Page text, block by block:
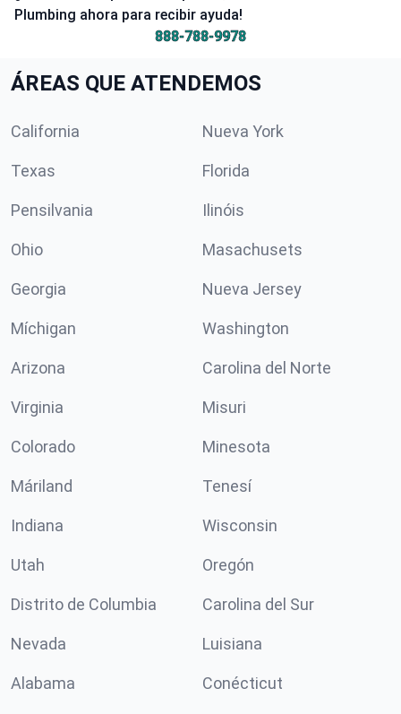
Plumbing ahora para recibir ayuda!
888-788-9978
ÁREAS QUE ATENDEMOS
California Nueva York
Texas Florida
Pensilvania Ilinóis
Ohio Masachusets
Georgia Nueva Jersey
Míchigan Washington
Arizona Carolina del Norte
Virginia Misuri
Colorado Minesota
Máriland Tenesí
Indiana Wisconsin
Utah Oregón
Distrito de Columbia Carolina del Sur
Nevada Luisiana
Alabama Conécticut